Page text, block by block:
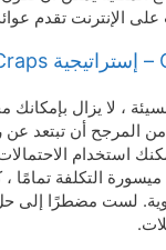
الإنترنت تقدم
، لا يزال بإمكانك
المرجح أن تبتعد
استخدام
ميسورة التكلفة
لست مضطرًا إلى